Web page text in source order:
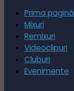
Prima pagină
Mixuri
Remixuri
Videoclipuri
Cluburi
Evenimente